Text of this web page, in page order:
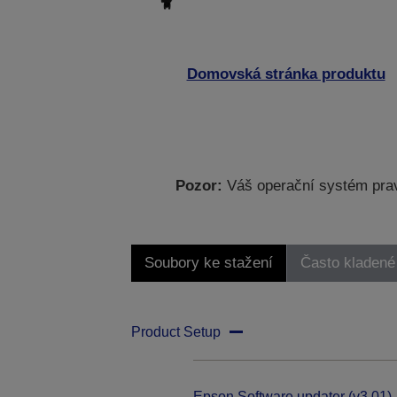
Domovská stránka produktu
Pozor: Váš operační systém
Soubory ke stažení Často
Product Setup